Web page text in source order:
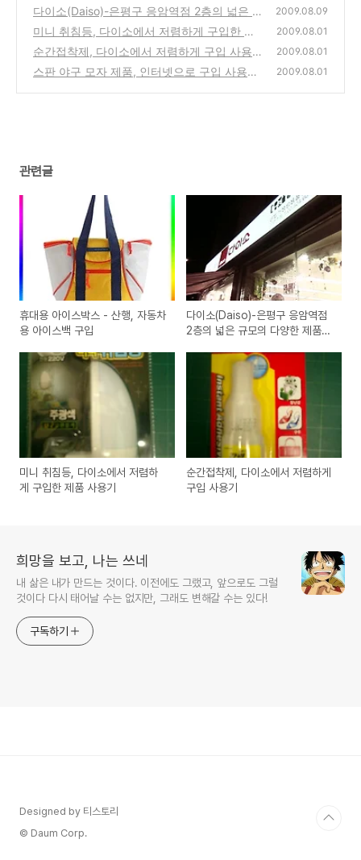
구입
(0)
다이소(Daiso)-은평구 응암역점 2층의 넓은 규
모의 다양한 제품이 있는 매장 방문기
(0)
2009.08.09
미니 취침등, 다이소에서 저렴하게 구입한 제
품 사용기
(0)
2009.08.01
순간접착제, 다이소에서 저렴하게 구입 사용기
(0)
2009.08.01
스판 야구 모자 제품, 인터넷으로 구입 사용기 2009.08.01
관련글
휴대용 아이스박스 - 산행, 자동차
용 아이스백 구입
다이소(Daiso)-은평구 응암역점
2층의 넓은 규모의 다양한 제품이
미니 취침등, 다이소에서 저렴하
게 구입한 제품 사용기
순간접착제, 다이소에서 저렴하게
구입 사용기
희망을 보고, 나는 쓰네
내 삶은 내가 만드는 것이다. 이전에도 그랬고, 앞으로도 그럴
것이다 다시 태어날 수는 없지만, 그래도 변해갈 수는 있다!
구독하기
Designed by 티스토리
© Daum Corp.